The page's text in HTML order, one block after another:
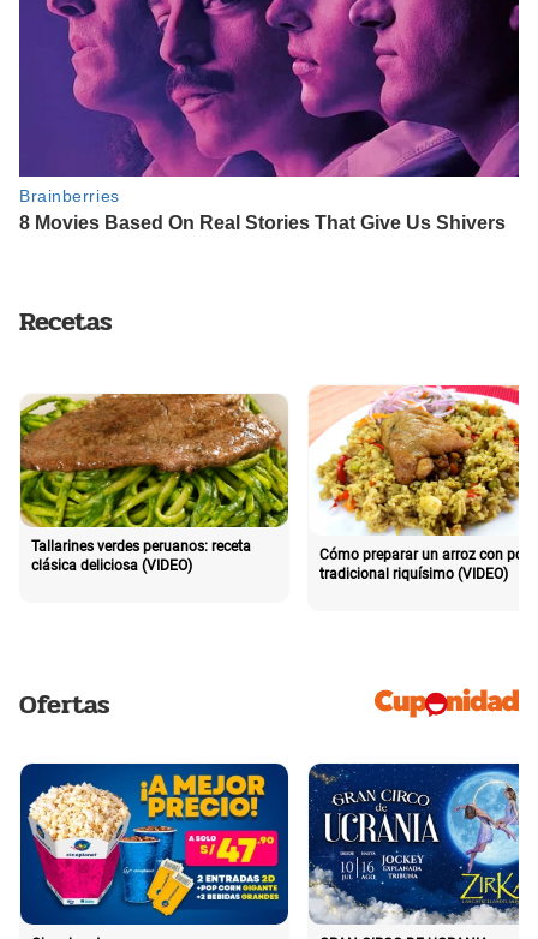
Recetas
Tallarines verdes peruanos: receta
clásica deliciosa (VIDEO)
Cómo preparar un arroz con pollo
tradicional riquísimo (VIDEO)
Ofertas